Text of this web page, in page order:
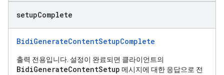
setupComplete
BidiGenerateContentSetupComplete
출력 전용입니다. 설정이 완료되면 클라이언트의
BidiGenerateContentSetup 메시지에 대한 응답으로 전